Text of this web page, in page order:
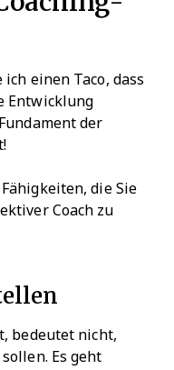
einen Taco, dass
Entwicklung
der
die Sie
Coach zu
bedeutet nicht,
Es geht